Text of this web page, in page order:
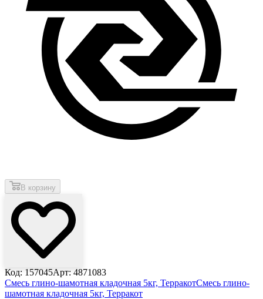
В корзину
Код: 157045Арт: 4871083
Смесь глино-шамотная кладочная 5кг, ТерракотСмесь глино-
шамотная кладочная 5кг, Терракот